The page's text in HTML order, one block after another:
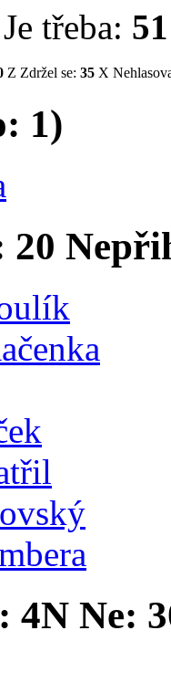
Je třeba: 51
Z Zdržel se: 35 X
1)
20
4N Ne: 3